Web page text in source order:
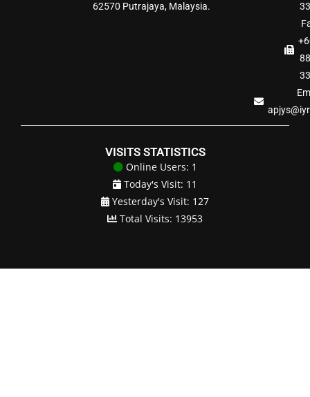
62570 Putrajaya, Malaysia.
VISITS STATISTICS
Online Users: 1
Today's Visit: 11
Yesterday's Visit: 127
Total Visits: 13953